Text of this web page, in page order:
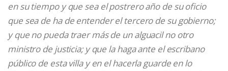
en su tiempo y que sea el postrero año de su oficio
que sea de ha de entender el tercero de su gobierno;
y que no pueda traer más de un alguacil no otro
ministro de justicia; y que la haga ante el escribano
público de esta villa y en el hacerla guarde en lo